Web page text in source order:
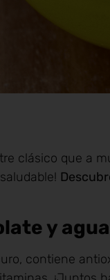
clásico que a
y
contiene